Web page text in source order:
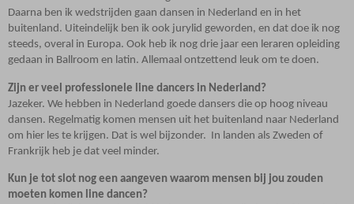
Daarna ben ik wedstrijden gaan dansen in Nederland en in het
buitenland. Uiteindelijk ben ik ook jurylid geworden, en dat doe ik nog
steeds, overal in Europa. Ook heb ik nog drie jaar een leraren opleiding
gedaan in Ballroom en latin. Allemaal ontzettend leuk om te doen.
Zijn er veel professionele line dancers in Nederland?
Jazeker. We hebben in Nederland goede dansers die op hoog niveau
dansen. Regelmatig komen mensen uit het buitenland naar Nederland
om hier les te krijgen. Dat is wel bijzonder. In landen als Zweden of
Frankrijk heb je dat veel minder.
Kun je tot slot nog een aangeven waarom mensen bij jou zouden
moeten komen line dancen?